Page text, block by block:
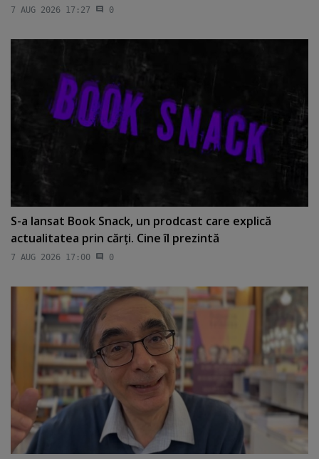
7 AUG 2026 17:27 0
S-a lansat Book Snack, un prodcast care explică
actualitatea prin cărţi. Cine îl prezintă
7 AUG 2026 17:00 0